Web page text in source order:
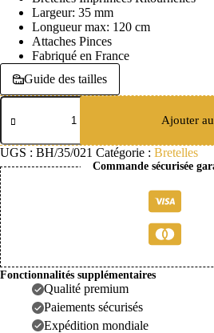
Largeur: 35 mm
Longueur max: 120 cm
Attaches Pinces
Fabriqué en France
Guide des tailles
quantité
Bretelles
large
à
pince
"ritournelle"
Ajouter
UGS : BH/35/021 Catégorie : Bretelles
Commande sécurisée
Fonctionnalités supplémentaires
Qualité premium
Paiements sécurisés
Expédition mondiale